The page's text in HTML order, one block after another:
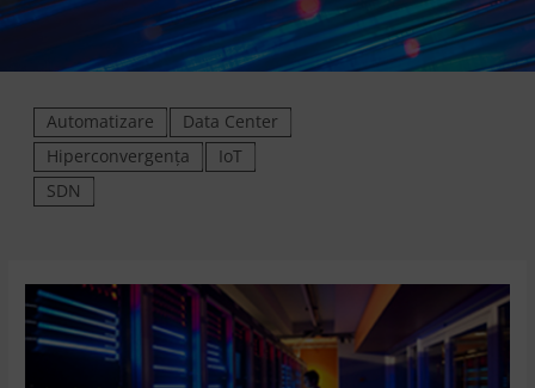
Automatizare
Data Center
Hiperconvergența
IoT
SDN